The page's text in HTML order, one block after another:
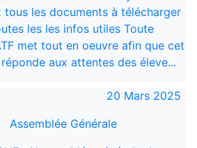
tous les documents à télécharger
les les infos utiles Toute
met tout en oeuvre afin que cet
aux attentes des éleve...
20 Mars 2025
Assemblée Générale